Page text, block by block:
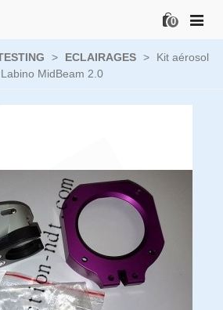
0
> ECLAIRAGES >
Kit aérosol
MidBeam 2.0